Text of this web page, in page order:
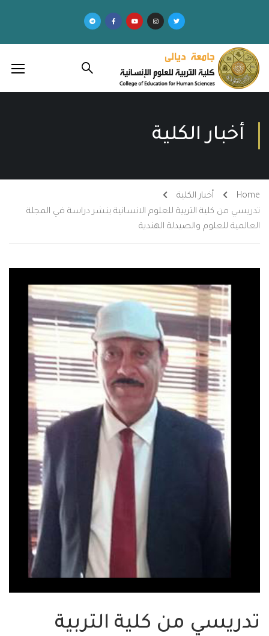
أخبار الكلية
Home
أخبار الكلية
تدريسي من كلية التربية للعلوم الانسانية ينشر دراسة في المجلة
العالمية للعلوم والصيدلة الهندية
تدريسي من كلية التربية